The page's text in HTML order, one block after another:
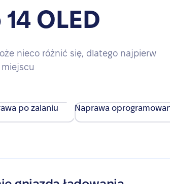
OLED
nieco różnić się, dlatego najpierw
po zalaniu Naprawa